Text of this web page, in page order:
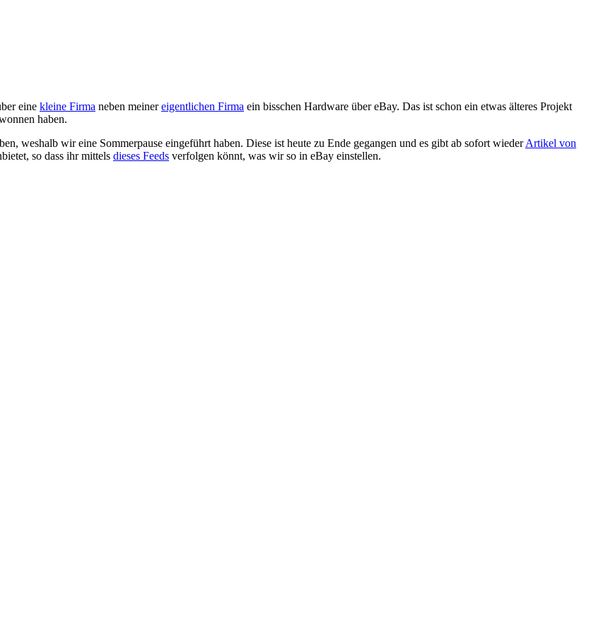
eine kleine Firma neben meinereigentlichen Firma ein bisschen Hardware über eBay. Das ist schon ein etwas älteres Projekt
haben.
weshalb wir eine Sommerpause eingeführt haben. Diese ist heute zu Ende gegangen und es gibt ab sofort wiederArtikel von
so dass ihr mittels dieses Feeds verfolgen könnt, was wir so in eBay einstellen.